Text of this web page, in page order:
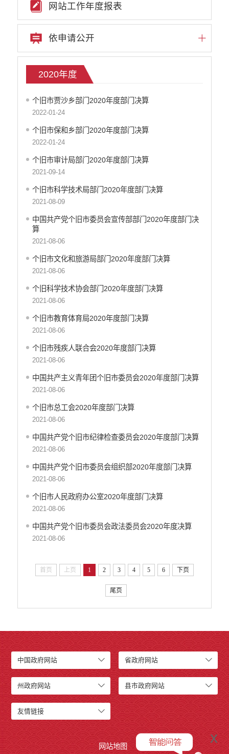
2016年度
2017年度
2018年度
2021年度
2023年度
2024年度
市级二级单位
财政资金直达基层
政府集中采购
中小企业信息
行政审批信息
环保信息
价格和收费
就业创业
文化、旅游
民政信息
户籍和出入境管理
农业发展
气象信息
水务信息
林业信息
教育教学
自然资源
公共资源交易信息
征地信息
统计信息
地方志
云南省新闻发布厅
权责清单
行政许可
稳岗就业
养老服务
重大建设项目
社会救助
产品质量
食品药品监管
公共文化服务
网站工作年度报表
依申请公开
2020年度
个旧市贾沙乡部门2020年度部门决算
2022-01-24
个旧市保和乡部门2020年度部门决算
2022-01-24
个旧市审计局部门2020年度部门决算
2021-09-14
个旧市科学技术局部门2020年度部门决算
2021-08-09
中国共产党个旧市委员会宣传部部门2020年度部门决
算
2021-08-06
个旧市文化和旅游局部门2020年度部门决算
2021-08-06
个旧科学技术协会部门2020年度部门决算
2021-08-06
个旧市教育体育局2020年度部门决算
2021-08-06
个旧市残疾人联合会2020年度部门决算
2021-08-06
中国共产主义青年团个旧市委员会2020年度部门决算
2021-08-06
个旧市总工会2020年度部门决算
2021-08-06
中国共产党个旧市纪律检查委员会2020年度部门决算
2021-08-06
中国共产党个旧市委员会组织部2020年度部门决算
2021-08-06
个旧市人民政府办公室2020年度部门决算
2021-08-06
中国共产党个旧市委员会政法委员会2020年度决算
2021-08-06
首页 上页 1 2 3 4 5 6 下页
尾页
中国政府网站 省政府网站
州政府网站 县市政府网站
友情链接
网站地图
x